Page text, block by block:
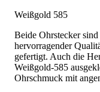
Weißgold 585
Beide Ohrstecker
hervorragender
gefertigt. Auch die
Weißgold-585
Ohrschmuck mit